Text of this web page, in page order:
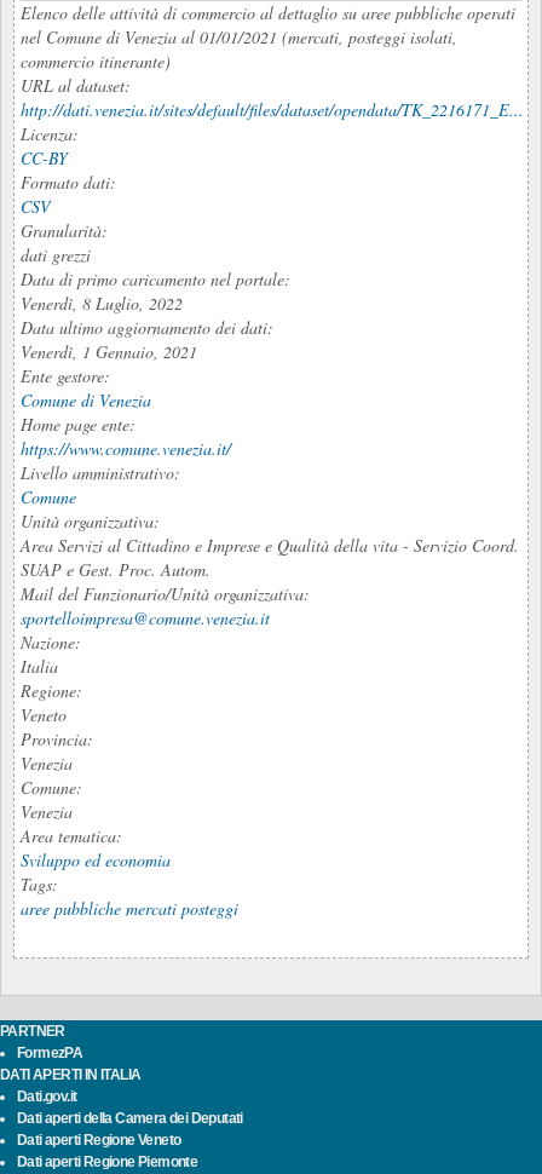
Elenco delle attività di commercio al dettaglio su aree pubbliche operati
nel Comune di Venezia al 01/01/2021 (mercati, posteggi isolati,
commercio itinerante)
URL al dataset:
http://dati.venezia.it/sites/default/files/dataset/opendata/TK_2216171_E...
Licenza:
CC-BY
Formato dati:
CSV
Granularità:
dati grezzi
Data di primo caricamento nel portale:
Venerdì, 8 Luglio, 2022
Data ultimo aggiornamento dei dati:
Venerdì, 1 Gennaio, 2021
Ente gestore:
Comune di Venezia
Home page ente:
https://www.comune.venezia.it/
Livello amministrativo:
Comune
Unità organizzativa:
Area Servizi al Cittadino e Imprese e Qualità della vita - Servizio Coord.
SUAP e Gest. Proc. Autom.
Mail del Funzionario/Unità organizzativa:
sportelloimpresa@comune.venezia.it
Nazione:
Italia
Regione:
Veneto
Provincia:
Venezia
Comune:
Venezia
Area tematica:
Sviluppo ed economia
Tags:
aree pubbliche mercati posteggi
PARTNER
FormezPA
DATI APERTI IN ITALIA
Dati.gov.it
Dati aperti della Camera dei Deputati
Dati aperti Regione Veneto
Dati aperti Regione Piemonte